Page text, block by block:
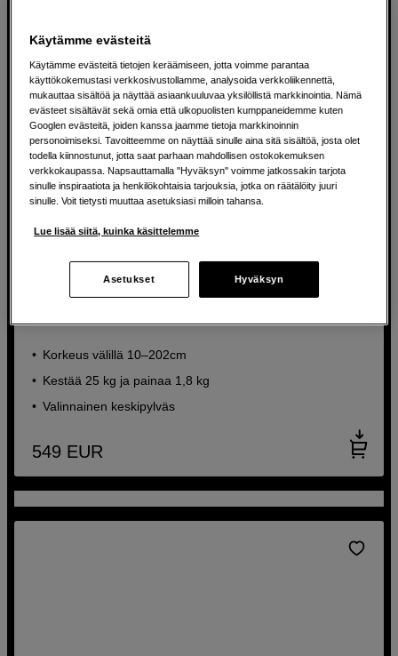
Erittäin luja hiilikuitujalusta – vakaus pienellä painolla
Korkeus välillä 10–202cm
Kestää 25 kg ja painaa 1,8 kg
Valinnainen keskipylväs
549 EUR
Käytämme evästeitä
Käytämme evästeitä tietojen keräämiseen, jotta voimme parantaa
käyttökokemustasi verkkosivustollamme, analysoida verkkoliikennettä,
mukauttaa sisältöä ja näyttää asiaankuuluvaa yksilöllistä markkinointia. Nämä
evästeet sisältävät sekä omia että ulkopuolisten kumppaneidemme kuten
Googlen evästeitä, joiden kanssa jaamme tietoja markkinoinnin
personoimiseksi. Tavoitteemme on näyttää sinulle aina sitä sisältöä, josta olet
todella kiinnostunut, jotta saat parhaan mahdollisen ostokokemuksen
verkkokaupassa. Napsauttamalla "Hyväksyn" voimme jatkossakin tarjota
sinulle inspiraatiota ja henkilökohtaisia tarjouksia, jotka on räätälöity juuri
sinulle. Voit tietysti muuttaa asetuksiasi milloin tahansa.
Lue lisää siitä, kuinka käsittelemme
Asetukset Hyväksyn